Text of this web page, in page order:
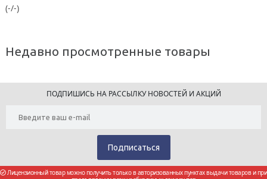
(-/-)
Недавно просмотренные товары
ПОДПИШИСЬ НА РАССЫЛКУ НОВОСТЕЙ И АКЦИЙ
Лицензионный товар можно получить только в авторизованных пунктах выдачи товаров и при